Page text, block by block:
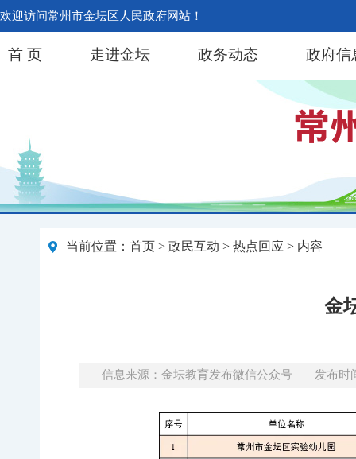
欢迎访问常州市金坛区人民政府网站！
首 页 走进金坛 政务动态 政府信
当前位置： 首页 > 政民互动 > 热点回应 > 内容
金
信息来源：金坛教育发布微信公众号 发布时